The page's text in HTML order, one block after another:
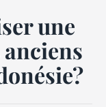
une